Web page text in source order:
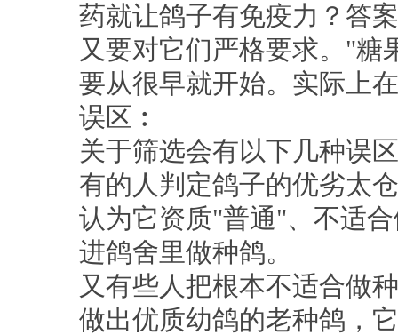
药就让鸽子有免疫力？答
又要对它们严格要求。"糖
要从很早就开始。实际上
误区︰
关于筛选会有以下几种误
有的人判定鸽子的优劣太
认为它资质"普通"、不适
进鸽舍里做种鸽。
又有些人把根本不适合做
做出优质幼鸽的老种鸽，